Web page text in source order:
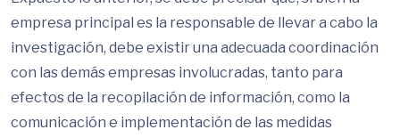
empresa principal es la responsable de llevar a cabo la
investigación, debe existir una adecuada coordinación
con las demás empresas involucradas, tanto para
efectos de la recopilación de información, como la
comunicación e implementación de las medidas